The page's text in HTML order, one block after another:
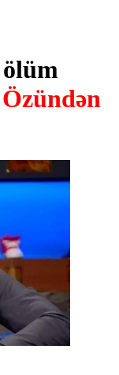
Özündən